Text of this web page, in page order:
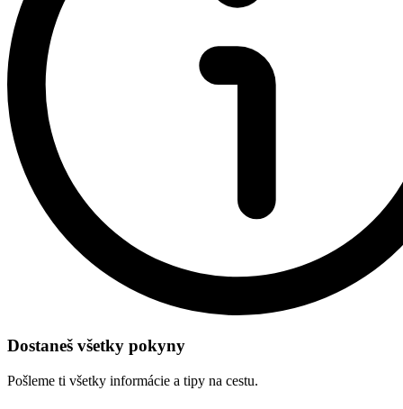
Dostaneš všetky pokyny
Pošleme ti všetky informácie a tipy na cestu.